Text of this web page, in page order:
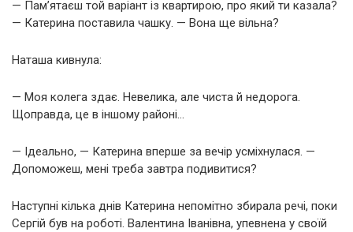
— Пам’ятаєш той варіант із квартирою, про який ти казала?
— Катерина поставила чашку. — Вона ще вільна?
Наташа кивнула:
— Моя колега здає. Невелика, але чиста й недорога.
Щоправда, це в іншому районі…
— Ідеально, — Катерина вперше за вечір усміхнулася. —
Допоможеш, мені треба завтра подивитися?
Наступні кілька днів Катерина непомітно збирала речі, поки
Сергій був на роботі. Валентина Іванівна, упевнена у своїй